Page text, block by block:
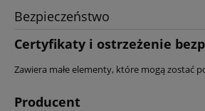
Bezpieczeństwo
Certyfikaty i ostrzeżenie
Zawiera małe elementy, które mogą zostać
Producent